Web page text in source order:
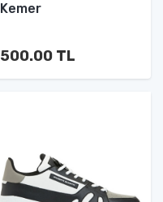
Kemer
500.00 TL